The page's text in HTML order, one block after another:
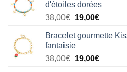
d'étoiles dorées
38,00€ Le
initial
était :
38,00€.
19,00€Le
actuel
19,00€.
Bracelet gourmette
fantaisie
38,00€ Le
19,00€Le